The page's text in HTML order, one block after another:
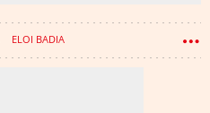
ELOI BADIA